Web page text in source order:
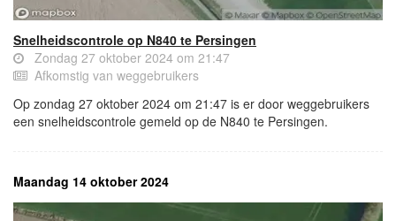
Snelheidscontrole op N840 te Persingen
Zondag 27 oktober 2024 om 21:47
Afkomstig van weggebruikers
Op zondag 27 oktober 2024 om 21:47 is er door weggebruikers
een snelheidscontrole gemeld op de N840 te Persingen.
Maandag 14 oktober 2024